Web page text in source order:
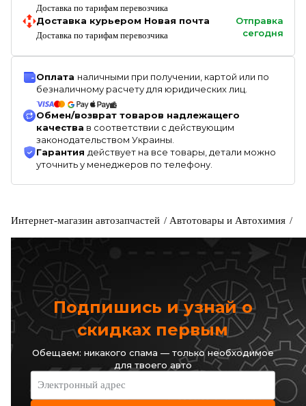
Доставка по тарифам перевозчика
Доставка курьером Новая почта
Доставка по тарифам перевозчика
Отправка
сегодня
Оплата наличными при получении, картой или по
безналичному расчету для юридических лиц.
Обмен/возврат товаров надлежащего
качества в соответствии с действующим
законодательством Украины.
Гарантия действует на все товары, детали можно
уточнить у менеджеров по телефону.
Интернет-магазин автозапчастей Автотовары и Автохимия
Подпишись и узнай о
скидках первым
Обещаем: никакого спама — только необходимое
для твоего авто
Электронный адрес